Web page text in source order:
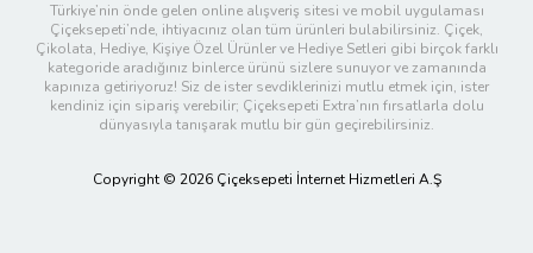
Türkiye’nin önde gelen online alışveriş sitesi ve mobil uygulaması
Çiçeksepeti’nde, ihtiyacınız olan tüm ürünleri bulabilirsiniz. Çiçek,
Çikolata, Hediye, Kişiye Özel Ürünler ve Hediye Setleri gibi birçok farklı
kategoride aradığınız binlerce ürünü sizlere sunuyor ve zamanında
kapınıza getiriyoruz! Siz de ister sevdiklerinizi mutlu etmek için, ister
kendiniz için sipariş verebilir; Çiçeksepeti Extra’nın fırsatlarla dolu
dünyasıyla tanışarak mutlu bir gün geçirebilirsiniz.
Copyright © 2026 Çiçeksepeti İnternet Hizmetleri A.Ş